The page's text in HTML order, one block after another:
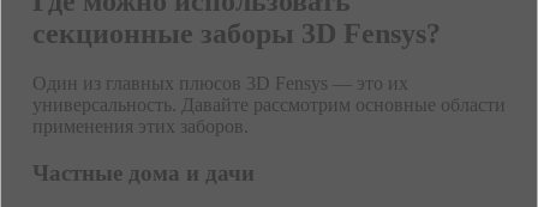
секционные заборы 3D Fensys?
Один из главных плюсов 3D Fensys — это их
универсальность. Давайте рассмотрим основные области
применения этих заборов.
Частные дома и дачи